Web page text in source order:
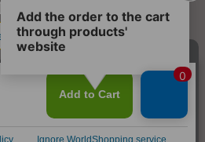
STORE
ALL RIGHTS RESERVED.